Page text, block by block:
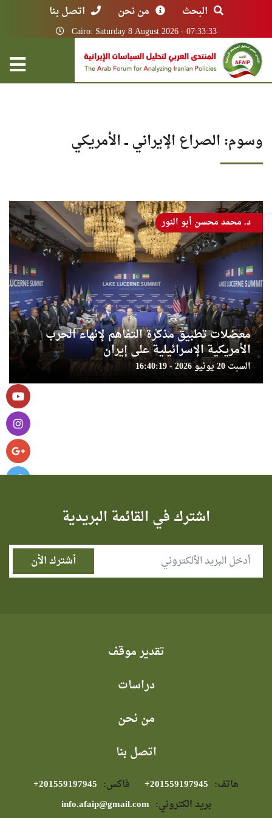
البحث من نحن اتصل بنا
Cairo: Saturday 8 August 2026 - 07:33:33
وسوم: الصراع الإيراني ــ الأمريكي
معضلات تطبيق مذكرة التفاهم لإنهاء الحرب
الأمريكية الإسرائيلية على إيران
السبت 20 يونيو 2026 - 16:40:19
د. محمد محسن أبو النور
اشترك في القائمة البريدية
تقدير موقف
دراسات
من نحن
اتصل بنا
هاتف: فاكس:
بريد الكتروني: info.afaip@gmail.com